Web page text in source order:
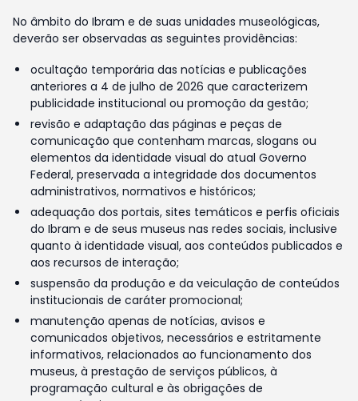
No âmbito do Ibram e de suas unidades museológicas,
deverão ser observadas as seguintes providências:
ocultação temporária das notícias e publicações
anteriores a 4 de julho de 2026 que caracterizem
publicidade institucional ou promoção da gestão;
revisão e adaptação das páginas e peças de
comunicação que contenham marcas, slogans ou
elementos da identidade visual do atual Governo
Federal, preservada a integridade dos documentos
administrativos, normativos e históricos;
adequação dos portais, sites temáticos e perfis oficiais
do Ibram e de seus museus nas redes sociais, inclusive
quanto à identidade visual, aos conteúdos publicados e
aos recursos de interação;
suspensão da produção e da veiculação de conteúdos
institucionais de caráter promocional;
manutenção apenas de notícias, avisos e
comunicados objetivos, necessários e estritamente
informativos, relacionados ao funcionamento dos
museus, à prestação de serviços públicos, à
programação cultural e às obrigações de